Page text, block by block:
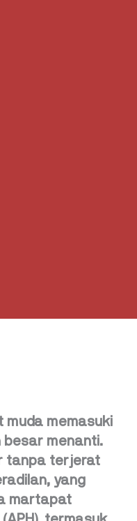
muda memasuki
besar menanti.
tanpa terjerat
yang
martapat